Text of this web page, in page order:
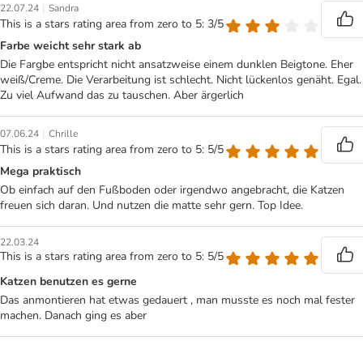
22.07.24 | Sandra
This is a stars rating area from zero to 5: 3/5
Farbe weicht sehr stark ab
Die Fargbe entspricht nicht ansatzweise einem dunklen Beigtone. Eher
weiß/Creme. Die Verarbeitung ist schlecht. Nicht lückenlos genäht. Egal.
Zu viel Aufwand das zu tauschen. Aber ärgerlich
07.06.24 | Chrille
This is a stars rating area from zero to 5: 5/5
Mega praktisch
Ob einfach auf den Fußboden oder irgendwo angebracht, die Katzen
freuen sich daran. Und nutzen die matte sehr gern. Top Idee.
22.03.24
This is a stars rating area from zero to 5: 5/5
Katzen benutzen es gerne
Das anmontieren hat etwas gedauert , man musste es noch mal fester
machen. Danach ging es aber